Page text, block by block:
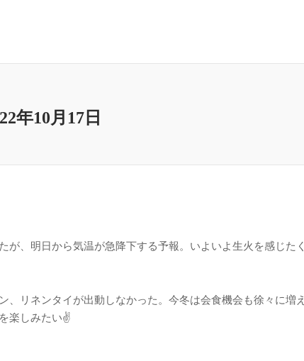
年10月17日
、明日から気温が急降下する予報。いよいよ生火を感じたく
リネンタイが出動しなかった。今冬は会食機会も徐々に増え
楽しみたい✌️